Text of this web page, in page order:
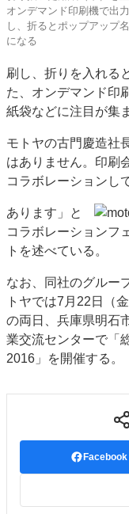
会社案内
購読・
お問い合わせ
オンデマンド印刷機で出力
し、折るとポップアップ
になる
刷し、折りを入れる
た、オンデマンド印
紙袋などに注目が集
モトヤの古門慶造社
はありません。印刷
コラボレーションし
あります」と
コラボレーションフ
トを述べている。
なお、同社のグルー
トヤでは7月22日（
の両日、兵庫県明石
業交流センターで「
2016」を開催する。
Facebook